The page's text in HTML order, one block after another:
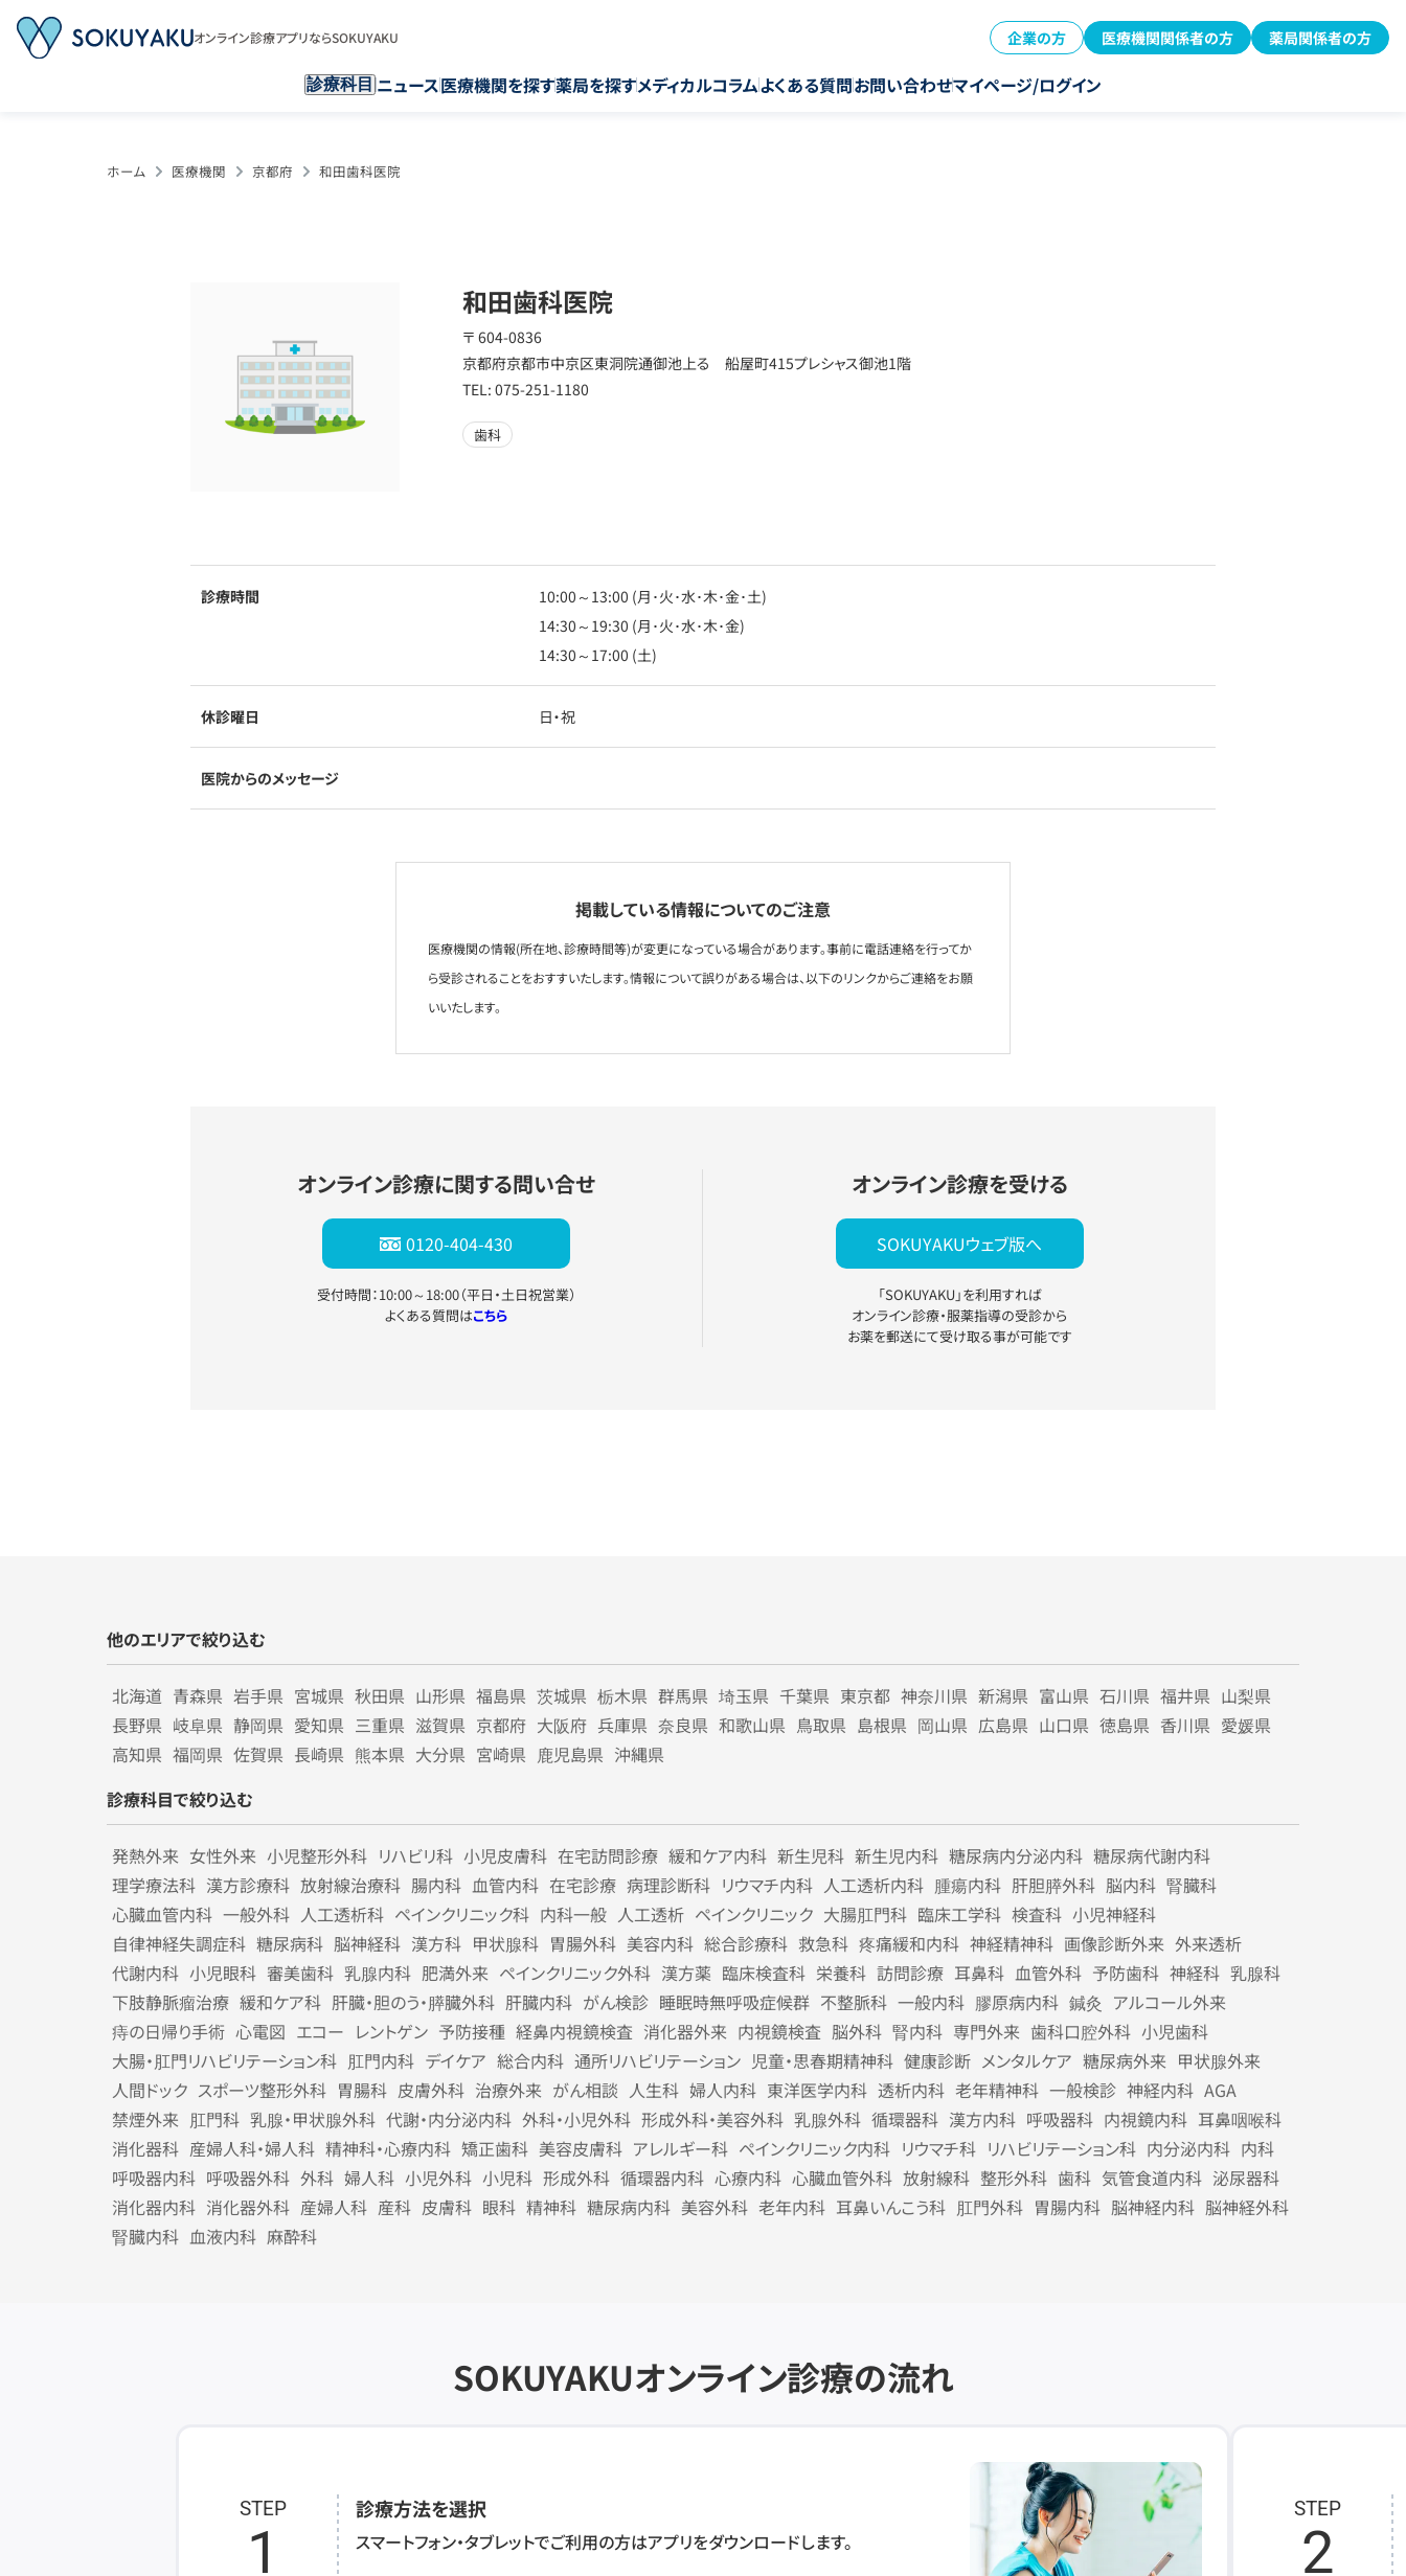
オンライン診療アプリならSOKUYAKU 企業の方 医療機関関係者の方 薬局関係者の方
診療科目 ニュース医療機関を探す薬局を探すメディカルコラムよくある質問お問い合わせマイページ/ログイン
ホーム 医療機関 京都府 和田歯科医院
和田歯科医院
〒 604-0836
京都府京都市中京区東洞院通御池上る 船屋町415プレシャス御池1階
TEL: 075-251-1180
歯科
診療時間
10:00～13:00 (月･火･水･木･金･土)
14:30～19:30 (月･火･水･木･金)
14:30～17:00 (土)
休診曜日 日・祝
医院からのメッセージ
掲載している情報についてのご注意
医療機関の情報(所在地、診療時間等)が変更になっている場合があります。事前に電話連絡を行ってか
ら受診されることをおすすいたします。情報について誤りがある場合は、以下のリンクからご連絡をお願
いいたします。
オンライン診療に関する問い合せ
0120-404-430
受付時間：10:00～18:00（平日・土日祝営業）
よくある質問はこちら
オンライン診療を受ける
SOKUYAKUウェブ版へ
「SOKUYAKU」を利用すれば
オンライン診療・服薬指導の受診から
お薬を郵送にて受け取る事が可能です
他のエリアで絞り込む
北海道 青森県 岩手県 宮城県 秋田県 山形県 福島県 茨城県 栃木県 群馬県 埼玉県 千葉県 東京都 神奈川県 新潟県 富山県 石川県 福井県 山梨県
長野県 岐阜県 静岡県 愛知県 三重県 滋賀県 京都府 大阪府 兵庫県 奈良県 和歌山県 鳥取県 島根県 岡山県 広島県 山口県 徳島県 香川県 愛媛県
高知県 福岡県 佐賀県 長崎県 熊本県 大分県 宮崎県 鹿児島県 沖縄県
診療科目で絞り込む
発熱外来 女性外来 小児整形外科 リハビリ科 小児皮膚科 在宅訪問診療 緩和ケア内科 新生児科 新生児内科 糖尿病内分泌内科 糖尿病代謝内科
理学療法科 漢方診療科 放射線治療科 腸内科 血管内科 在宅診療 病理診断科 リウマチ内科 人工透析内科 腫瘍内科 肝胆膵外科 脳内科 腎臓科
心臓血管内科 一般外科 人工透析科 ペインクリニック科 内科一般 人工透析 ペインクリニック 大腸肛門科 臨床工学科 検査科 小児神経科
自律神経失調症科 糖尿病科 脳神経科 漢方科 甲状腺科 胃腸外科 美容内科 総合診療科 救急科 疼痛緩和内科 神経精神科 画像診断外来 外来透析
代謝内科 小児眼科 審美歯科 乳腺内科 肥満外来 ペインクリニック外科 漢方薬 臨床検査科 栄養科 訪問診療 耳鼻科 血管外科 予防歯科 神経科 乳腺科
下肢静脈瘤治療 緩和ケア科 肝臓・胆のう・膵臓外科 肝臓内科 がん検診 睡眠時無呼吸症候群 不整脈科 一般内科 膠原病内科 鍼灸 アルコール外来
痔の日帰り手術 心電図 エコー レントゲン 予防接種 経鼻内視鏡検査 消化器外来 内視鏡検査 脳外科 腎内科 専門外来 歯科口腔外科 小児歯科
大腸・肛門リハビリテーション科 肛門内科 デイケア 総合内科 通所リハビリテーション 児童・思春期精神科 健康診断 メンタルケア 糖尿病外来 甲状腺外来
人間ドック スポーツ整形外科 胃腸科 皮膚外科 治療外来 がん相談 人生科 婦人内科 東洋医学内科 透析内科 老年精神科 一般検診 神経内科 AGA
禁煙外来 肛門科 乳腺・甲状腺外科 代謝・内分泌内科 外科・小児外科 形成外科・美容外科 乳腺外科 循環器科 漢方内科 呼吸器科 内視鏡内科 耳鼻咽喉科
消化器科 産婦人科・婦人科 精神科・心療内科 矯正歯科 美容皮膚科 アレルギー科 ペインクリニック内科 リウマチ科 リハビリテーション科 内分泌内科 内科
呼吸器内科 呼吸器外科 外科 婦人科 小児外科 小児科 形成外科 循環器内科 心療内科 心臓血管外科 放射線科 整形外科 歯科 気管食道内科 泌尿器科
消化器内科 消化器外科 産婦人科 産科 皮膚科 眼科 精神科 糖尿病内科 美容外科 老年内科 耳鼻いんこう科 肛門外科 胃腸内科 脳神経内科 脳神経外科
腎臓内科 血液内科 麻酔科
SOKUYAKUオンライン診療の流れ
STEP
1
診療方法を選択
スマートフォン・タブレットでご利用の方はアプリをダウンロードします。
STEP
2